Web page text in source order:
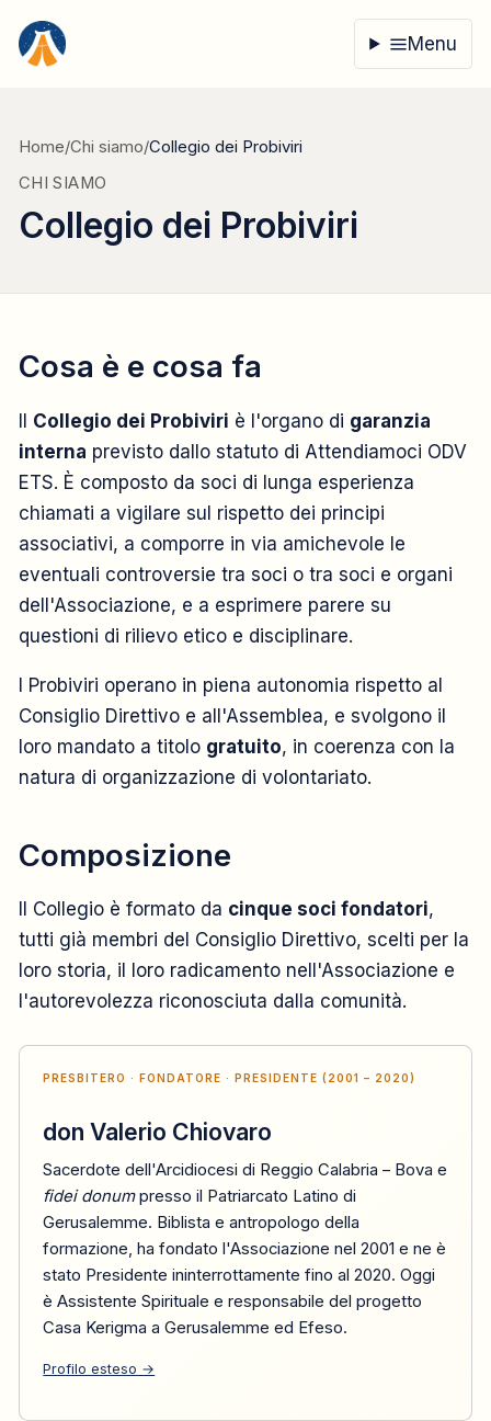
Menu
Home/Chi siamo/Collegio dei Probiviri
CHI SIAMO
Collegio dei Probiviri
Cosa è e cosa fa
Il Collegio dei Probiviri è l'organo di garanzia
interna previsto dallo statuto di Attendiamoci ODV
ETS. È composto da soci di lunga esperienza
chiamati a vigilare sul rispetto dei principi
associativi, a comporre in via amichevole le
eventuali controversie tra soci o tra soci e organi
dell'Associazione, e a esprimere parere su
questioni di rilievo etico e disciplinare.
I Probiviri operano in piena autonomia rispetto al
Consiglio Direttivo e all'Assemblea, e svolgono il
loro mandato a titolo gratuito, in coerenza con la
natura di organizzazione di volontariato.
Composizione
Il Collegio è formato da cinque soci fondatori,
tutti già membri del Consiglio Direttivo, scelti per la
loro storia, il loro radicamento nell'Associazione e
l'autorevolezza riconosciuta dalla comunità.
PRESBITERO · FONDATORE · PRESIDENTE (2001 – 2020)
don Valerio Chiovaro
Sacerdote dell'Arcidiocesi di Reggio Calabria – Bova e
fidei donumpresso il Patriarcato Latino di
Gerusalemme. Biblista e antropologo della
formazione, ha fondato l'Associazione nel 2001 e ne è
stato Presidente ininterrottamente fino al 2020. Oggi
è Assistente Spirituale e responsabile del progetto
Casa Kerigma a Gerusalemme ed Efeso.
Profilo esteso →